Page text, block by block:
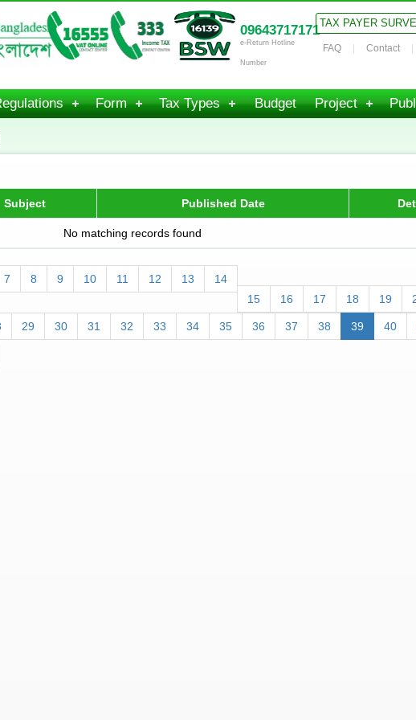
09643717171
e-Return Hotline
Number
TAX PAYER
FAQ Contact
Form Tax Types Budget Project
Subject Published Date
No matching records found
7 8 9 10 11 12 13
14
15
16 17 18 19
29 30 31 32 33 34 35 36 37 38 39 40